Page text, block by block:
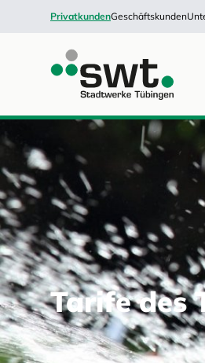
PrivatkundenGeschäftskunden
Tarife des